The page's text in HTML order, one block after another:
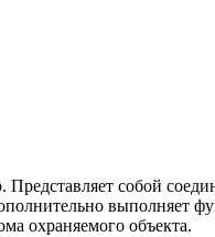
собой
выполняет
охраняемого объекта.